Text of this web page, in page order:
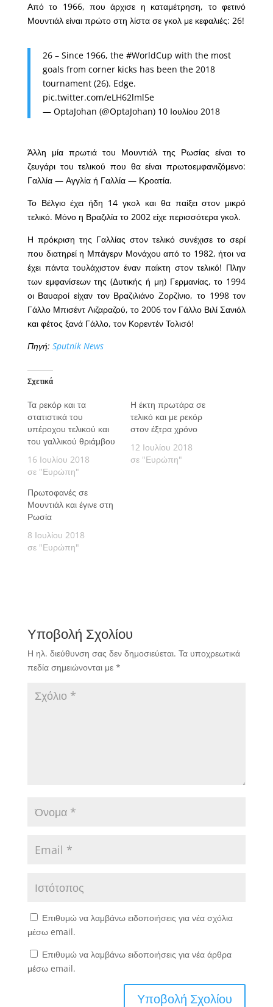
Από το 1966, που άρχισε η καταμέτρηση, το φετινό
Μουντιάλ είναι πρώτο στη λίστα σε γκολ με κεφαλιές: 26!
26 – Since 1966, the #WorldCup with the most
goals from corner kicks has been the 2018
tournament (26). Edge.
pic.twitter.com/eLH62lml5e
— OptaJohan (@OptaJohan) 10 Ιουλίου 2018
Άλλη μία πρωτιά του Μουντιάλ της Ρωσίας είναι το
ζευγάρι του τελικού που θα είναι πρωτοεμφανιζόμενο:
Γαλλία — Αγγλία ή Γαλλία — Κροατία.
Το Βέλγιο έχει ήδη 14 γκολ και θα παίξει στον μικρό
τελικό. Μόνο η Βραζιλία το 2002 είχε περισσότερα γκολ.
Η πρόκριση της Γαλλίας στον τελικό συνέχισε το σερί
που διατηρεί η Μπάγερν Μονάχου από το 1982, ήτοι να
έχει πάντα τουλάχιστον έναν παίκτη στον τελικό! Πλην
των εμφανίσεων της (Δυτικής ή μη) Γερμανίας, το 1994
οι Βαυαροί είχαν τον Βραζιλιάνο Ζορζίνιο, το 1998 τον
Γάλλο Μπισέντ Λιζαραζού, το 2006 τον Γάλλο Βιλί Σανιόλ
και φέτος ξανά Γάλλο, τον Κορεντέν Τολισό!
Πηγή: Sputnik News
Σχετικά
Τα ρεκόρ και τα
στατιστικά του
υπέροχου τελικού και
του γαλλικού θριάμβου
16 Ιουλίου 2018
σε "Ευρώπη"
Η έκτη πρωτάρα σε
τελικό και με ρεκόρ
στον έξτρα χρόνο
12 Ιουλίου 2018
σε "Ευρώπη"
Πρωτοφανές σε
Μουντιάλ και έγινε στη
Ρωσία
8 Ιουλίου 2018
σε "Ευρώπη"
Υποβολή Σχολίου
Η ηλ. διεύθυνση σας δεν δημοσιεύεται. Τα υποχρεωτικά
πεδία σημειώνονται με *
Επιθυμώ να λαμβάνω ειδοποιήσεις για νέα σχόλια
μέσω email.
Επιθυμώ να λαμβάνω ειδοποιήσεις για νέα άρθρα
μέσω email.